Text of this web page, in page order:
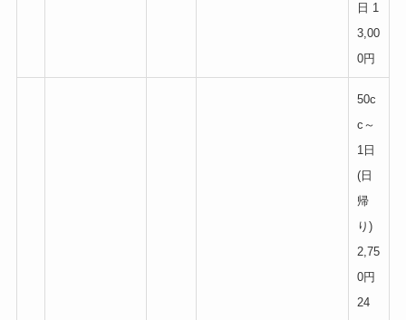
日 1
3,00
0円
50c
c～
1日
(日
帰
り)
2,75
0円
24